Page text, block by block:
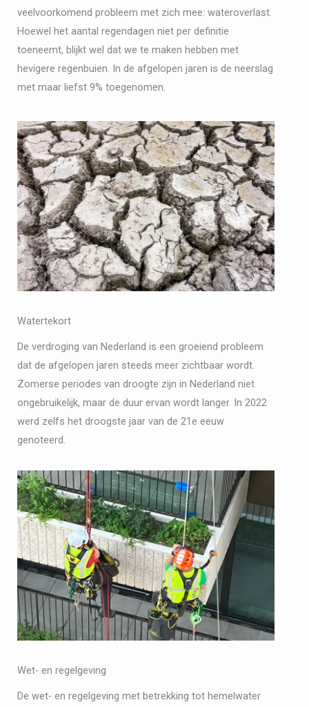
veelvoorkomend probleem met zich mee: wateroverlast.
Hoewel het aantal regendagen niet per definitie
toeneemt, blijkt wel dat we te maken hebben met
hevigere regenbuien. In de afgelopen jaren is de neerslag
met maar liefst 9% toegenomen.
Watertekort
De verdroging van Nederland is een groeiend probleem
dat de afgelopen jaren steeds meer zichtbaar wordt.
Zomerse periodes van droogte zijn in Nederland niet
ongebruikelijk, maar de duur ervan wordt langer. In 2022
werd zelfs het droogste jaar van de 21e eeuw
genoteerd.
Wet- en regelgeving
De wet- en regelgeving met betrekking tot hemelwater